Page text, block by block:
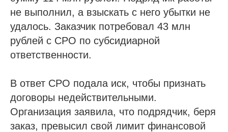
не выполнил, а взыскать с него убытки не
удалось. Заказчик потребовал 43 млн
рублей с СРО по субсидиарной
ответственности.
В ответ СРО подала иск, чтобы признать
договоры недействительными.
Организация заявила, что подрядчик, беря
заказ, превысил свой лимит финансовой